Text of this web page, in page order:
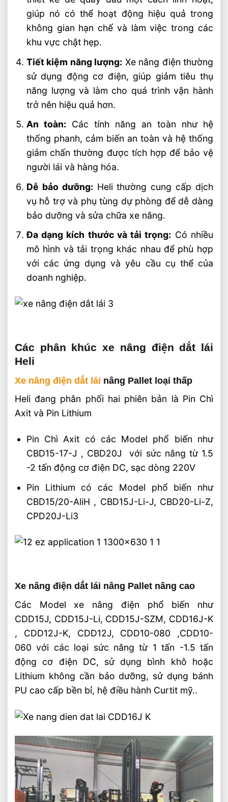
giúp nó có thể hoạt động hiệu quả trong
không gian hạn chế và làm việc trong các
khu vực chật hẹp.
Tiết kiệm năng lượng: Xe nâng điện thường
sử dụng động cơ điện, giúp giảm tiêu thụ
năng lượng và làm cho quá trình vận hành
trở nên hiệu quả hơn.
An toàn: Các tính năng an toàn như hệ
thống phanh, cảm biến an toàn và hệ thống
giảm chấn thường được tích hợp để bảo vệ
người lái và hàng hóa.
Dễ bảo dưỡng: Heli thường cung cấp dịch
vụ hỗ trợ và phụ tùng dự phòng để dễ dàng
bảo dưỡng và sửa chữa xe nâng.
Đa dạng kích thước và tải trọng: Có nhiều
mô hình và tải trọng khác nhau để phù hợp
với các ứng dụng và yêu cầu cụ thể của
doanh nghiệp.
Các phân khúc xe nâng điện dắt lái
Heli
Xe nâng điện dắt lái nâng Pallet loại thấp
Heli đang phân phối hai phiên bản là Pin Chì
Axit và Pin Lithium
Pin Chì Axit có các Model phổ biến như
CBD15-17-J , CBD20J với sức nâng từ 1.5
-2 tấn động cơ điện DC, sạc dòng 220V
Pin Lithium có các Model phổ biến như
CBD15/20-AliH , CBD15J-Li-J, CBD20-Li-Z,
CPD20J-Li3
Xe nâng điện dắt lái nâng Pallet nâng cao
Các Model xe nâng điện phổ biến như
CDD15J, CDD15J-Li, CDD15J-SZM, CDD16J-K
, CDD12J-K, CDD12J, CDD10-080 ,CDD10-
060 với các loại sức nâng từ 1 tấn -1.5 tấn
động cơ điện DC, sử dụng bình khô hoặc
Lithium không cần bảo dưỡng, sử dụng bánh
PU cao cấp bền bỉ, hệ điều hành Curtit mỹ..